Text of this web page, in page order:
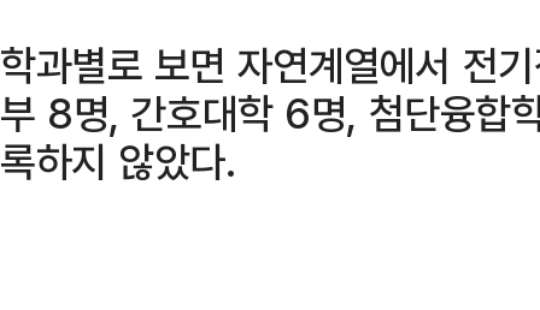
학과별로 보면 자연계열에서 전
부 8명, 간호대학 6명, 첨단융합
록하지 않았다.